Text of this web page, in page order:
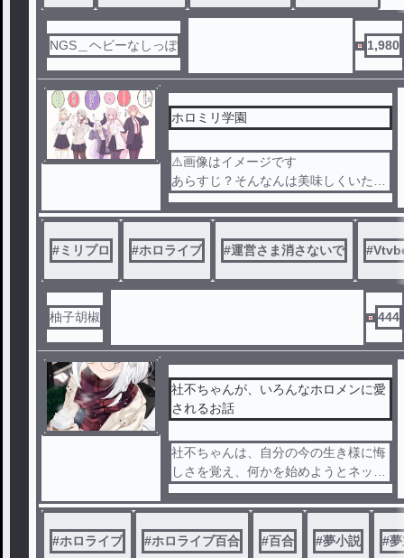
NGS＿ヘビーなしっぽ 1,980
ホロミリ学園
⚠️画像はイメージです
あらすじ？そんなんは美味しくいただ
いた！
#ミリプロ #ホロライブ #運営さま消さないで #
柚子胡椒 444
社不ちゃんが、いろんなホロメンに愛
されるお話
社不ちゃんは、自分の今の生き様に悔
しさを覚え、何かを始めようとネット
を漁り始める…
すると、Vtuberというものを知る
Vtuberに興味を持ち、配信を始めると
、とあるホロメンに目をつけられ……
#ホロライブ #ホロライブ百合 #百合 #夢小説 #